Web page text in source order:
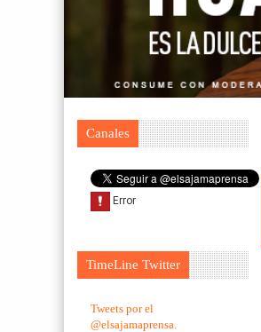
Canales
TimeLine Twitter
Tweets por el
@elsajamaprensa.